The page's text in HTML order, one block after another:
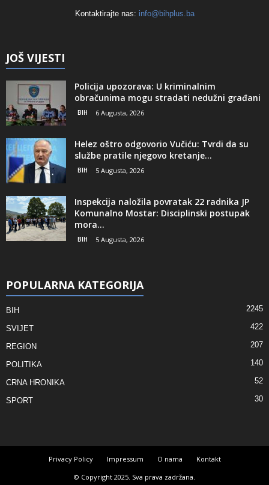
Kontaktirajte nas: info@bihplus.ba
JOŠ VIJESTI
Policija upozorava: U kriminalnim
obračunima mogu stradati nedužni građani
BIH 6 Augusta, 2026
Helez oštro odgovorio Vučiću: Tvrdi da su
službe pratile njegovo kretanje...
BIH 5 Augusta, 2026
Inspekcija naložila povratak 22 radnika JP
Komunalno Mostar: Disciplinski postupak
mora...
BIH 5 Augusta, 2026
POPULARNA KATEGORIJA
BIH 2245
SVIJET 422
REGION 207
POLITIKA 140
CRNA HRONIKA 52
SPORT 30
Privacy Policy Impressum O nama
Kontakt
© Copyright 2025. Sva prava zadržana.